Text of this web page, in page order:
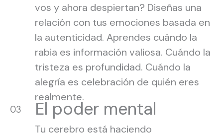
vos y ahora despiertan? Diseñas una
relación con tus emociones basada en
la autenticidad. Aprendes cuándo la
rabia es información valiosa. Cuándo la
tristeza es profundidad. Cuándo la
alegría es celebración de quién eres
realmente.
03 El poder mental
Tu cerebro está haciendo